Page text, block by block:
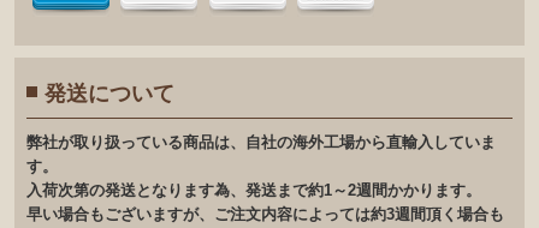
発送について
弊社が取り扱っている商品は、自社の海外工場から直輸入していま
す。
入荷次第の発送となります為、発送まで約1～2週間かかります。
早い場合もございますが、ご注文内容によっては約3週間頂く場合も